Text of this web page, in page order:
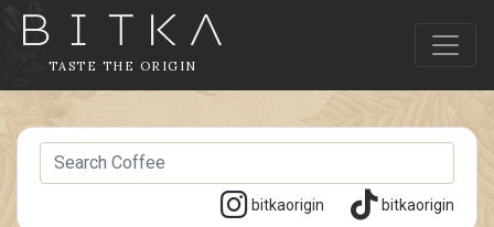
TASTE THE ORIGIN
bitkaorigin bitkaorigin